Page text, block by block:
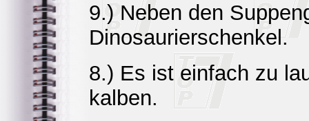
9.) Neben den
Dinosaurierschenkel.
8.) Es ist einfach zu
kalben.